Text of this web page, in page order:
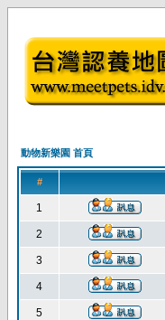
動物新樂園 首頁
#
1
2
3
4
5